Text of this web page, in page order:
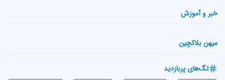
خبر و آموزش
میهن بلاکچین
تگ‌های پربازدید